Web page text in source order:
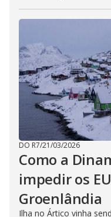
DO R7/21/03/2026
Como a
impedir os
Groenlândia
Ilha no Ártico vinha